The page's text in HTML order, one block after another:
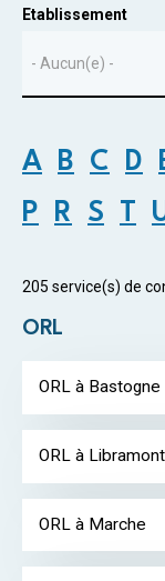
Etablissement
- Aucun(e) -
A B C D
P
R S T
205 service(s) de
ORL
ORL à Bastogne
ORL à Libramont
ORL à Marche